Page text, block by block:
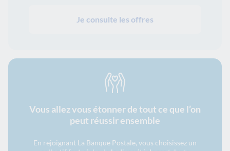
Je consulte les offres
Vous allez vous étonner de tout ce que l’on
peut réussir ensemble
En rejoignant La Banque Postale, vous choisissez un